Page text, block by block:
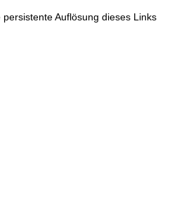
Auflösung dieses Links